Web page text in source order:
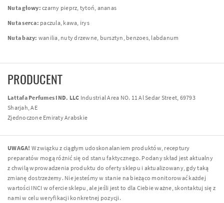
Nuta głowy: czarny pieprz, tytoń, ananas
Nuta serca: paczula, kawa, irys
Nuta bazy: wanilia, nuty drzewne, bursztyn, benzoes, labdanum
PRODUCENT
Lattafa Perfumes IND. LLC Industrial Area NO. 11 Al Sedar Street, 69793
Sharjah, AE
Zjednoczone Emiraty Arabskie
UWAGA! W związku z ciągłym udoskonalaniem produktów, receptury
preparatów mogą różnić się od stanu faktycznego. Podany skład jest aktualny
z chwilą wprowadzenia produktu do oferty sklepu i aktualizowany, gdy taką
zmianę dostrzeżemy. Nie jesteśmy w stanie na bieżąco monitorować każdej
wartości INCI w ofercie sklepu, ale jeśli jest to dla Ciebie ważne, skontaktuj się z
nami w celu weryfikacji konkretnej pozycji.